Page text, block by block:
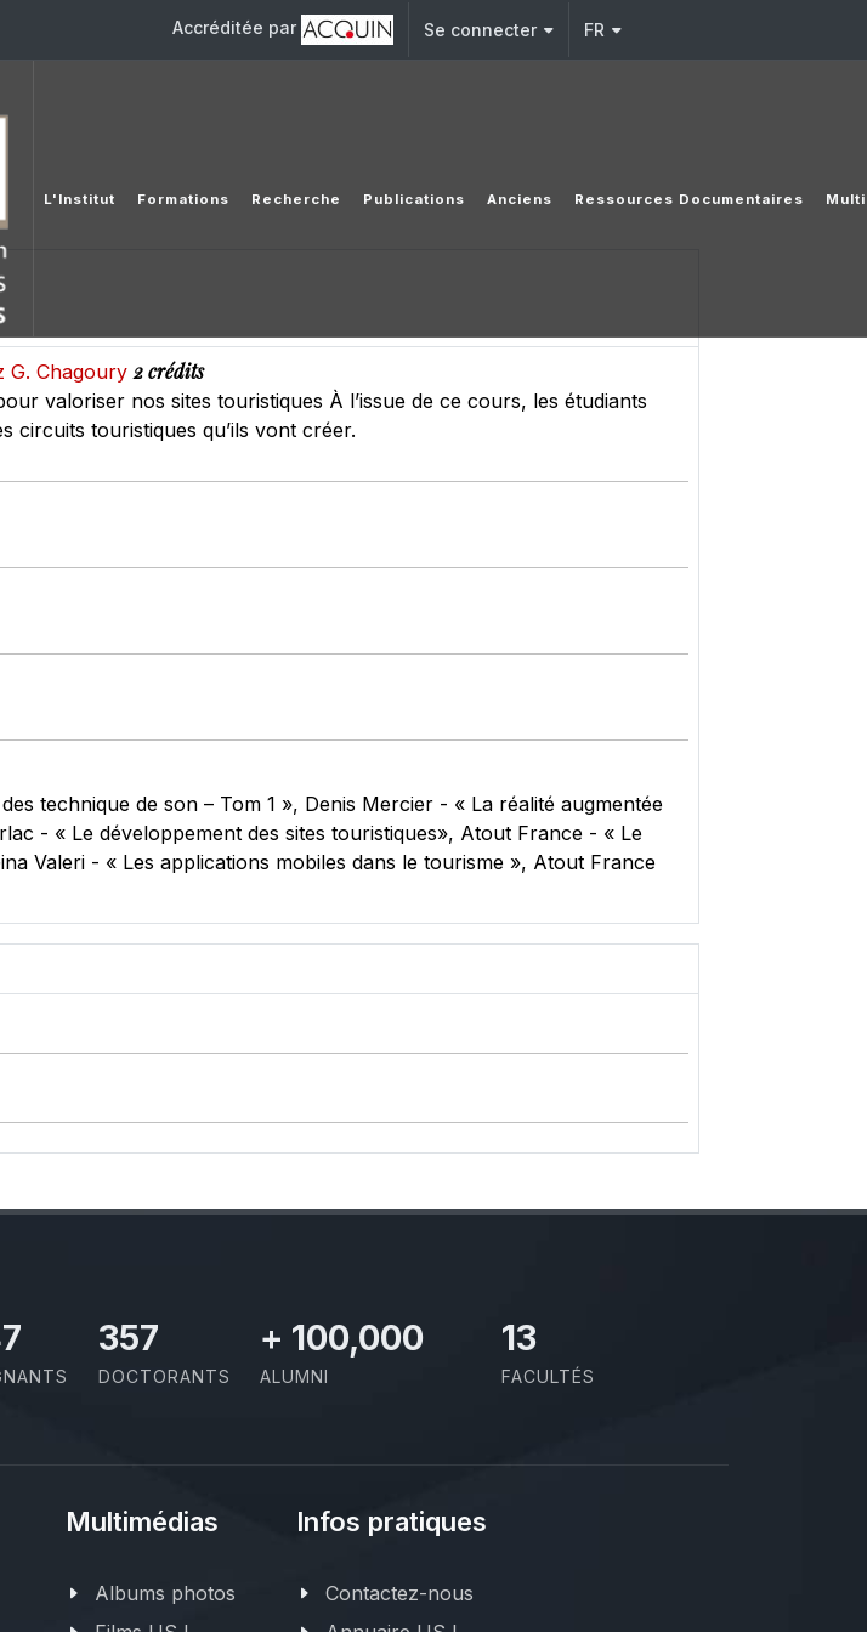
Accréditée par Se connecter FR
L'Institut Formations Recherche Publications Anciens Ressources Documentaires
G. Chagoury2 crédits
valoriser nos sites touristiques À l’issue de ce cours, les étudiants
circuits touristiques qu’ils vont créer.
technique de son – Tom 1 », Denis Mercier - « La réalité augmentée
- « Le développement des sites touristiques», Atout France - « Le
Valeri - « Les applications mobiles dans le tourisme », Atout France
403
DOCTORANTS
+ 100,000
ALUMNI
13
FACULTÉS
Multimédias
Albums photos
Infos pratiques
Contactez-nous